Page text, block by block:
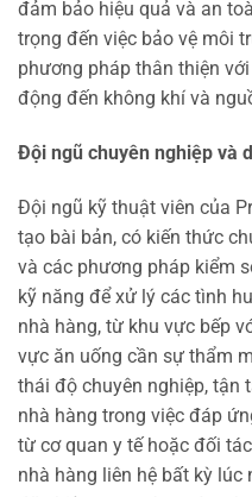
đảm bảo hiệu quả và an
trọng đến việc bảo vệ môi
phương pháp thân thiện
động đến không khí và
Đội ngũ chuyên nghiệp và
Đội ngũ kỹ thuật viên của
tạo bài bản, có kiến thức
và các phương pháp kiểm
kỹ năng để xử lý các tình
nhà hàng, từ khu vực bếp
vực ăn uống cần sự thẩm
thái độ chuyên nghiệp, tận
nhà hàng trong việc đáp
từ cơ quan y tế hoặc đối
nhà hàng liên hệ bất kỳ